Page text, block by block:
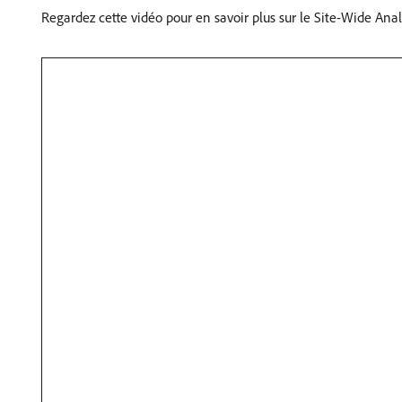
Regardez cette vidéo pour en savoir plus sur le Site-Wide